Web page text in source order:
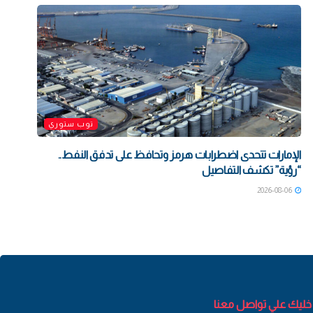
توب ستوري
الإمارات تتحدى اضطرابات هرمز وتحافظ على تدفق النفط..
“رؤية” تكشف التفاصيل
2026-08-06
خليك علي تواصل معنا